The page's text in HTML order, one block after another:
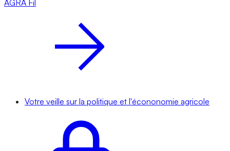
AGRA Fil
Votre veille sur la politique et l'écononomie agricole